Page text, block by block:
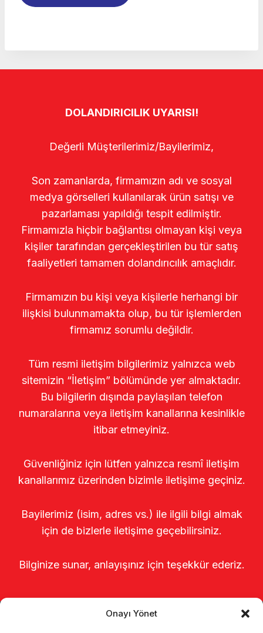
Onayı Yönet
DOLANDIRICILIK UYARISI!
Değerli Müşterilerimiz/Bayilerimiz,
Son zamanlarda, firmamızın adı ve sosyal
medya görselleri kullanılarak ürün satışı ve
pazarlaması yapıldığı tespit edilmiştir.
Firmamızla hiçbir bağlantısı olmayan kişi veya
kişiler tarafından gerçekleştirilen bu tür satış
faaliyetleri tamamen dolandırıcılık amaçlıdır.
Firmamızın bu kişi veya kişilerle herhangi bir
ilişkisi bulunmamakta olup, bu tür işlemlerden
firmamız sorumlu değildir.
Tüm resmi iletişim bilgilerimiz yalnızca web
sitemizin “İletişim” bölümünde yer almaktadır.
Bu bilgilerin dışında paylaşılan telefon
numaralarına veya iletişim kanallarına kesinlikle
itibar etmeyiniz.
Güvenliğiniz için lütfen yalnızca resmî iletişim
kanallarımız üzerinden bizimle iletişime geçiniz.
Bayilerimiz (isim, adres vs.) ile ilgili bilgi almak
için de bizlerle iletişime geçebilirsiniz.
Bilginize sunar, anlayışınız için teşekkür ederiz.